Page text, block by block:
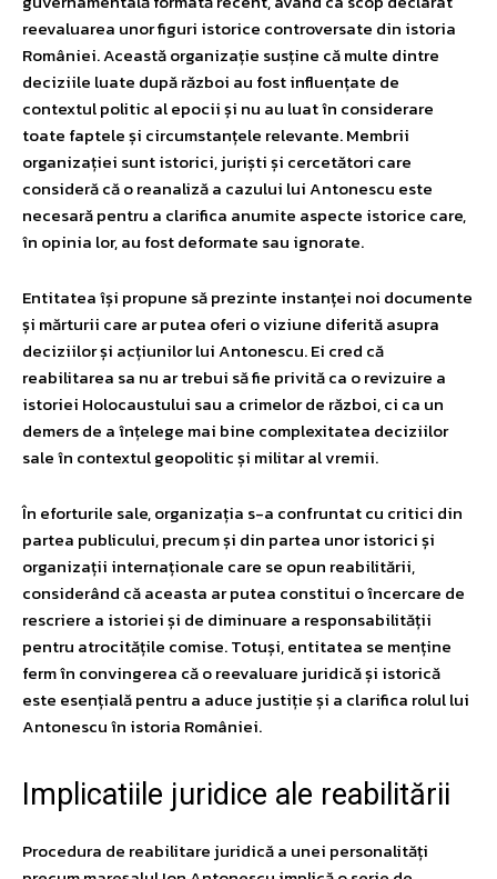
reevaluarea unor figuri istorice controversate din istoria
României. Această organizație susține că multe dintre
deciziile luate după război au fost influențate de
contextul politic al epocii și nu au luat în considerare
toate faptele și circumstanțele relevante. Membrii
organizației sunt istorici, juriști și cercetători care
consideră că o reanaliză a cazului lui Antonescu este
necesară pentru a clarifica anumite aspecte istorice care,
în opinia lor, au fost deformate sau ignorate.
Entitatea își propune să prezinte instanței noi documente
și mărturii care ar putea oferi o viziune diferită asupra
deciziilor și acțiunilor lui Antonescu. Ei cred că
reabilitarea sa nu ar trebui să fie privită ca o revizuire a
istoriei Holocaustului sau a crimelor de război, ci ca un
demers de a înțelege mai bine complexitatea deciziilor
sale în contextul geopolitic și militar al vremii.
În eforturile sale, organizația s-a confruntat cu critici din
partea publicului, precum și din partea unor istorici și
organizații internaționale care se opun reabilitării,
considerând că aceasta ar putea constitui o încercare de
rescriere a istoriei și de diminuare a responsabilității
pentru atrocitățile comise. Totuși, entitatea se menține
ferm în convingerea că o reevaluare juridică și istorică
este esențială pentru a aduce justiție și a clarifica rolul lui
Antonescu în istoria României.
Implicatiile juridice ale reabilitării
Procedura de reabilitare juridică a unei personalități